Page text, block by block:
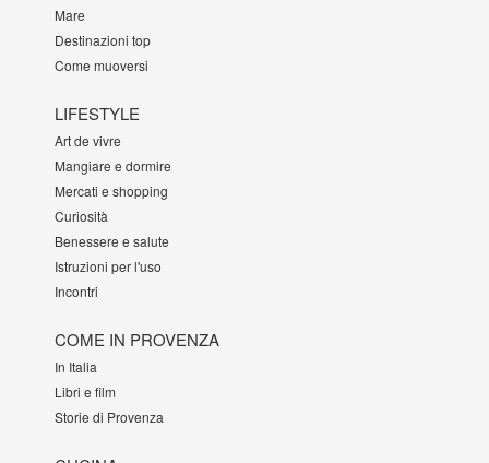
Mare
Destinazioni top
Come muoversi
LIFESTYLE
Art de vivre
Mangiare e dormire
Mercati e shopping
Curiosità
Benessere e salute
Istruzioni per l'uso
Incontri
COME IN PROVENZA
In Italia
Libri e film
Storie di Provenza